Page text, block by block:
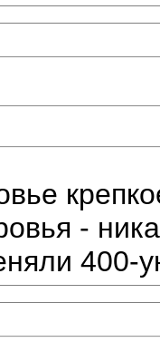
-
400-